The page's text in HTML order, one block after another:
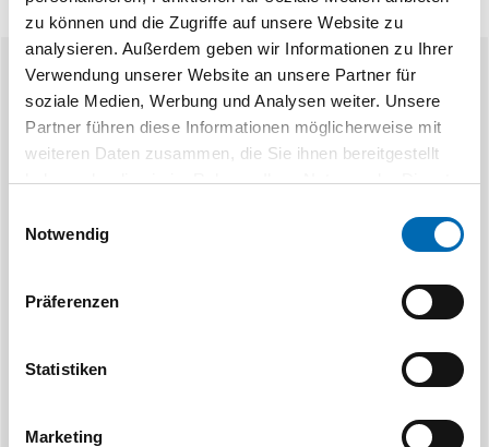
zu können und die Zugriffe auf unsere Website zu
analysieren. Außerdem geben wir Informationen zu Ihrer
Verwendung unserer Website an unsere Partner für
soziale Medien, Werbung und Analysen weiter. Unsere
Partner führen diese Informationen möglicherweise mit
weiteren Daten zusammen, die Sie ihnen bereitgestellt
haben oder die sie im Rahmen Ihrer Nutzung der Dienste
Notwendig
Präferenzen
Statistiken
Marketing
Ähnliche Produkte
2